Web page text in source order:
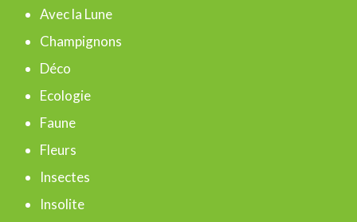
e
r
c
h
e
r
Avec la Lune
Champignons
Déco
Ecologie
Faune
Fleurs
Insectes
Insolite